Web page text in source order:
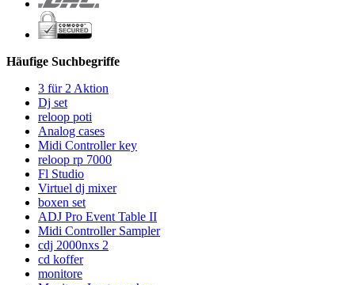
Häufige Suchbegriffe
3 für 2 Aktion
Dj set
reloop poti
Analog cases
Midi Controller key
reloop rp 7000
Fl Studio
Virtuel dj mixer
boxen set
ADJ Pro Event Table II
Midi Controller Sampler
cdj 2000nxs 2
cd koffer
monitore